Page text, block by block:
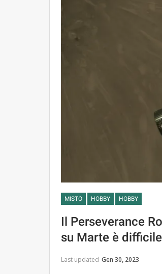
MISTO HOBBY HOBBY
Il Perseverance
su Marte è difficile
Last updated Gen 30, 2023